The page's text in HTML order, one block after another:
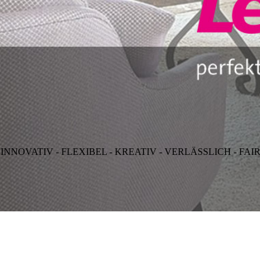
INNOVATIV - FLEXIBEL - KREATIV - VERLÄSSLICH - FAIR